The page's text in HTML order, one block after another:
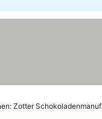
Zotter